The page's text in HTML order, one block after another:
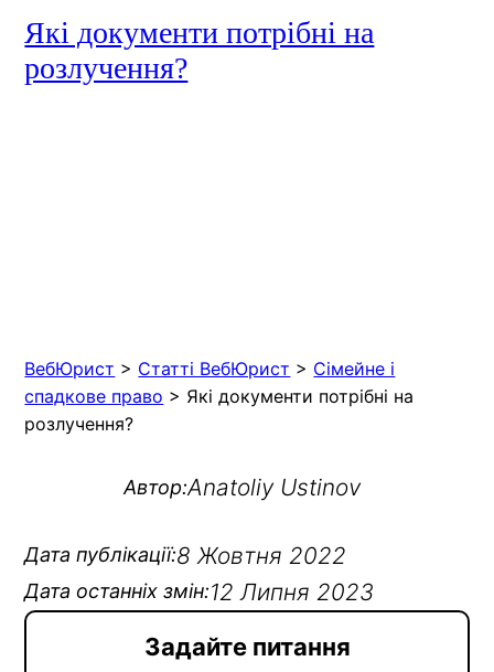
Які документи потрібні на
розлучення?
ВебЮрист > Статті ВебЮрист > Сімейне і
спадкове право > Які документи потрібні на
розлучення?
Автор:Anatoliy Ustinov
Дата публікації:8 Жовтня 2022
Дата останніх змін:12 Липня 2023
Задайте питання